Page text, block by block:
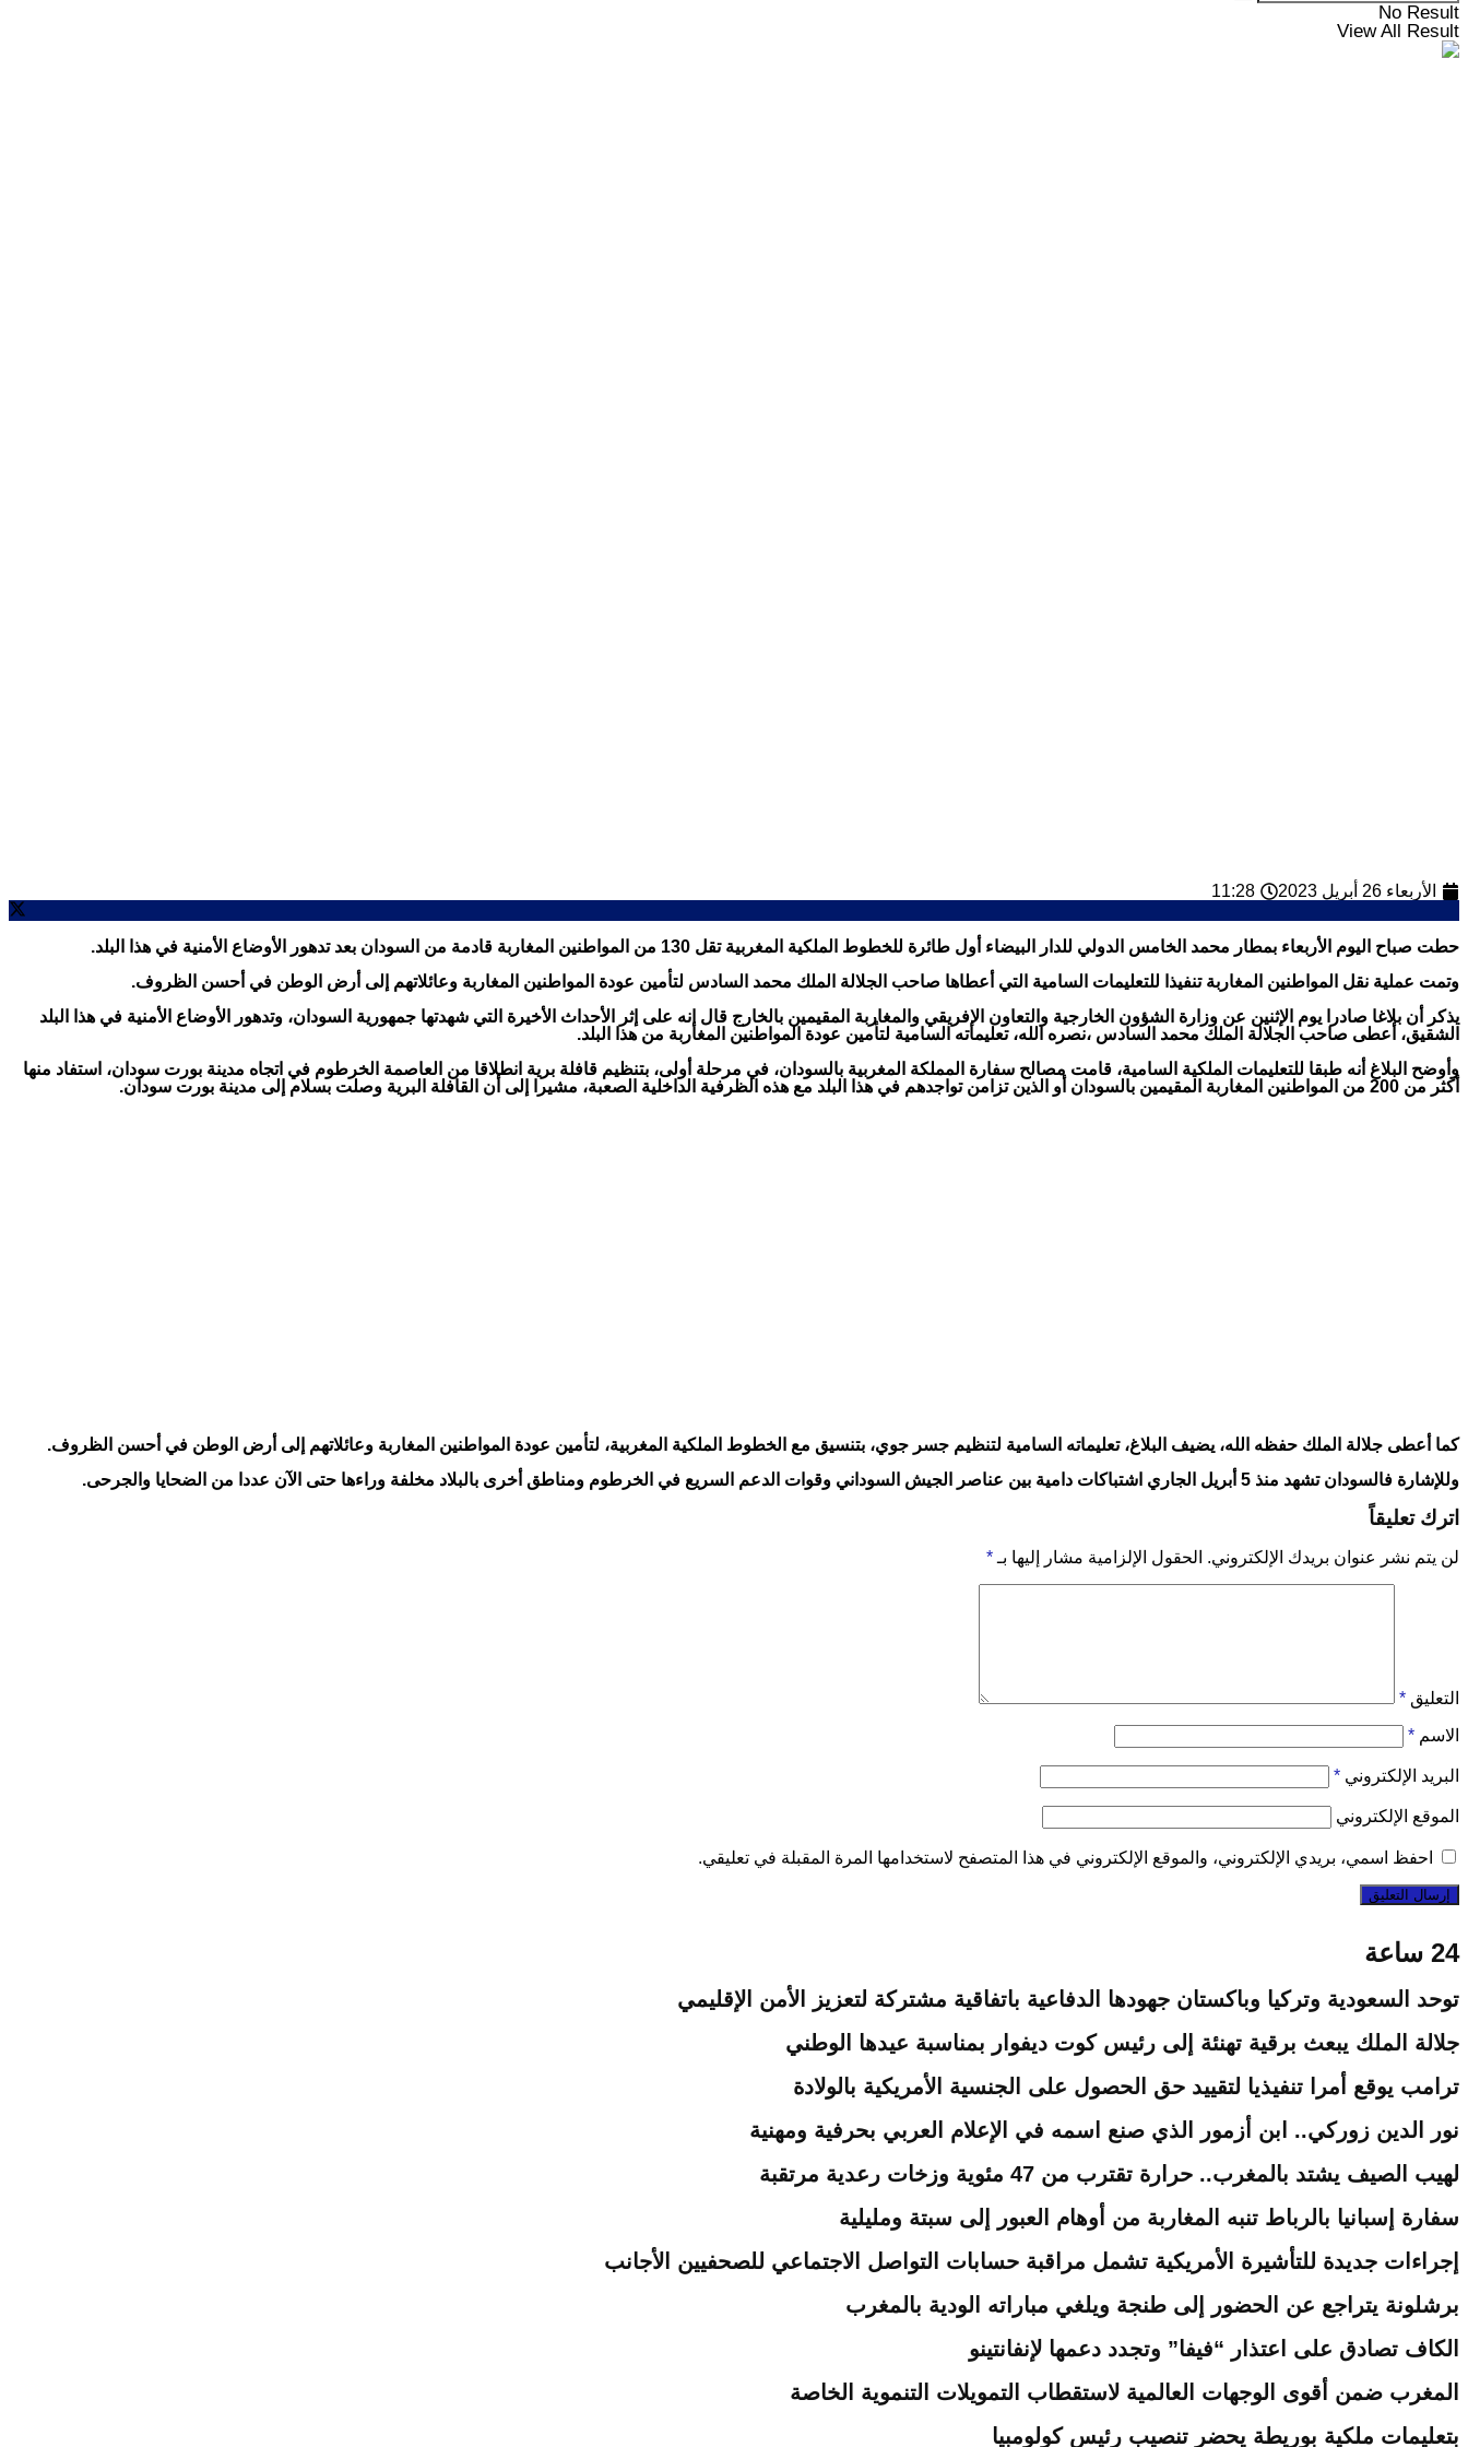
No Result
View All Result
الأربعاء 26 أبريل 2023 11:28
حطت صباح اليوم الأربعاء بمطار محمد الخامس الدولي للدار البيضاء أول طائرة للخطوط الملكية المغربية تقل 130 من المواطنين المغاربة قادمة من السودان بعد تدهور الأوضاع الأمنية في هذا البلد.
وتمت عملية نقل المواطنين المغاربة تنفيذا للتعليمات السامية التي أعطاها صاحب الجلالة الملك محمد السادس لتأمين عودة المواطنين المغاربة وعائلاتهم إلى أرض الوطن في أحسن الظروف.
يذكر أن بلاغا صادرا يوم الإثنين عن وزارة الشؤون الخارجية والتعاون الإفريقي والمغاربة المقيمين بالخارج قال إنه على إثر الأحداث الأخيرة التي شهدتها جمهورية السودان، وتدهور الأوضاع الأمنية في هذا البلد
الشقيق، أعطى صاحب الجلالة الملك محمد السادس ،نصره الله، تعليماته السامية لتأمين عودة المواطنين المغاربة من هذا البلد.
وأوضح البلاغ أنه طبقا للتعليمات الملكية السامية، قامت مصالح سفارة المملكة المغربية بالسودان، في مرحلة أولى، بتنظيم قافلة برية انطلاقا من العاصمة الخرطوم في اتجاه مدينة بورت سودان، استفاد منها
أكثر من 200 من المواطنين المغاربة المقيمين بالسودان أو الذين تزامن تواجدهم في هذا البلد مع هذه الظرفية الداخلية الصعبة، مشيرا إلى أن القافلة البرية وصلت بسلام إلى مدينة بورت سودان.
كما أعطى جلالة الملك حفظه الله، يضيف البلاغ، تعليماته السامية لتنظيم جسر جوي، بتنسيق مع الخطوط الملكية المغربية، لتأمين عودة المواطنين المغاربة وعائلاتهم إلى أرض الوطن في أحسن الظروف.
وللإشارة فالسودان تشهد منذ 5 أبريل الجاري اشتباكات دامية بين عناصر الجيش السوداني وقوات الدعم السريع في الخرطوم ومناطق أخرى بالبلاد مخلفة وراءها حتى الآن عددا من الضحايا والجرحى.
اترك تعليقاً
لن يتم نشر عنوان بريدك الإلكتروني. الحقول الإلزامية مشار إليها بـ *
التعليق *
الاسم *
البريد الإلكتروني *
الموقع الإلكتروني
احفظ اسمي، بريدي الإلكتروني، والموقع الإلكتروني في هذا المتصفح لاستخدامها المرة المقبلة في تعليقي.
24 ساعة
توحد السعودية وتركيا وباكستان جهودها الدفاعية باتفاقية مشتركة لتعزيز الأمن الإقليمي
جلالة الملك يبعث برقية تهنئة إلى رئيس كوت ديفوار بمناسبة عيدها الوطني
ترامب يوقع أمرا تنفيذيا لتقييد حق الحصول على الجنسية الأمريكية بالولادة
نور الدين زوركي.. ابن أزمور الذي صنع اسمه في الإعلام العربي بحرفية ومهنية
لهيب الصيف يشتد بالمغرب.. حرارة تقترب من 47 مئوية وزخات رعدية مرتقبة
سفارة إسبانيا بالرباط تنبه المغاربة من أوهام العبور إلى سبتة ومليلية
إجراءات جديدة للتأشيرة الأمريكية تشمل مراقبة حسابات التواصل الاجتماعي للصحفيين الأجانب
برشلونة يتراجع عن الحضور إلى طنجة ويلغي مباراته الودية بالمغرب
الكاف تصادق على اعتذار “فيفا” وتجدد دعمها لإنفانتينو
المغرب ضمن أقوى الوجهات العالمية لاستقطاب التمويلات التنموية الخاصة
بتعليمات ملكية بوريطة يحضر تنصيب رئيس كولومبيا